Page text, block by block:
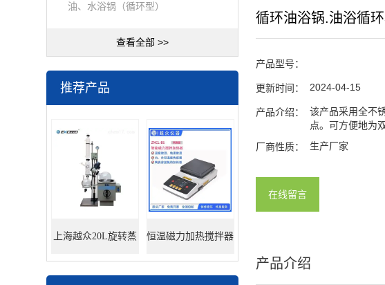
油、水浴锅（循环型）
查看全部 >>
推荐产品
上海越众20L旋转蒸 恒温磁力加热搅拌器
循环油浴锅.油浴循
产品型号：
更新时间： 2024-04-15
产品介绍：
该产品采用全不
点。可方便地为
厂商性质： 生产厂家
在线留言
产品介绍